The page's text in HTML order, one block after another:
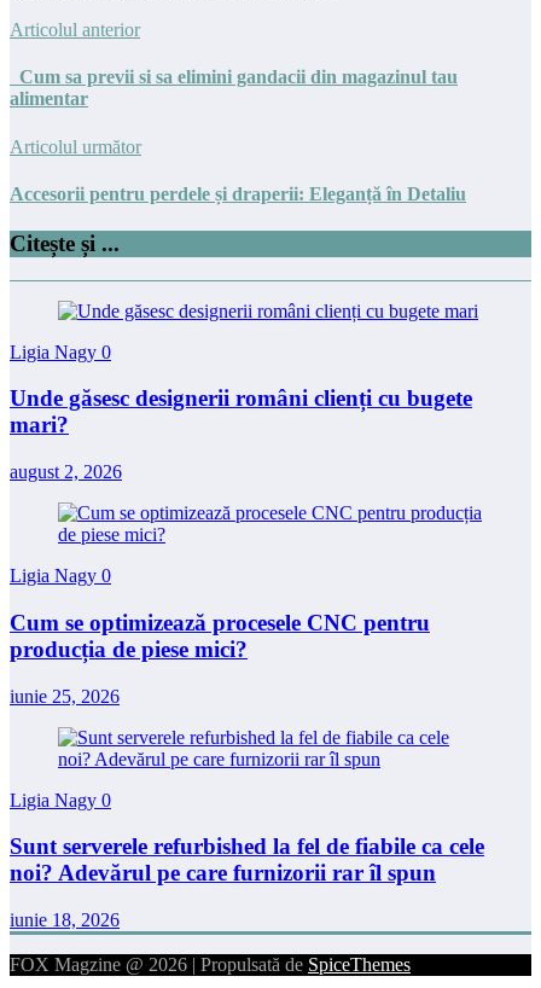
Articolul anterior
Cum sa previi si sa elimini gandacii din magazinul tau
alimentar
Articolul următor
Accesorii pentru perdele și draperii: Eleganță în Detaliu
Citește și ...
Ligia Nagy 0
Unde găsesc designerii români clienți cu bugete
mari?
august 2, 2026
Ligia Nagy 0
Cum se optimizează procesele CNC pentru
producția de piese mici?
iunie 25, 2026
Ligia Nagy 0
Sunt serverele refurbished la fel de fiabile ca cele
noi? Adevărul pe care furnizorii rar îl spun
iunie 18, 2026
FOX Magzine @ 2026 | Propulsată de SpiceThemes